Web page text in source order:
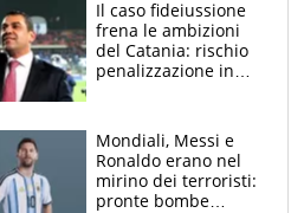
Il caso fideiussione
frena le ambizioni
del Catania: rischio
penalizzazione in
Mondiali, Messi e
Ronaldo erano nel
mirino dei terroristi:
pronte bombe